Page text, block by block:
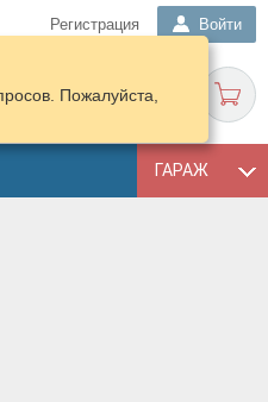
Регистрация Войти
ГАРАЖ
Пожалуйста,